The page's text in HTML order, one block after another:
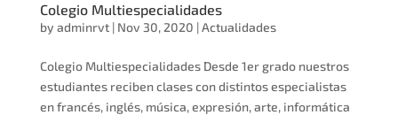
Colegio Multiespecialidades
by adminrvt| Nov 30, 2020 |Actualidades
Colegio Multiespecialidades Desde 1er grado nuestros
estudiantes reciben clases con distintos especialistas
en francés, inglés, música, expresión, arte, informática